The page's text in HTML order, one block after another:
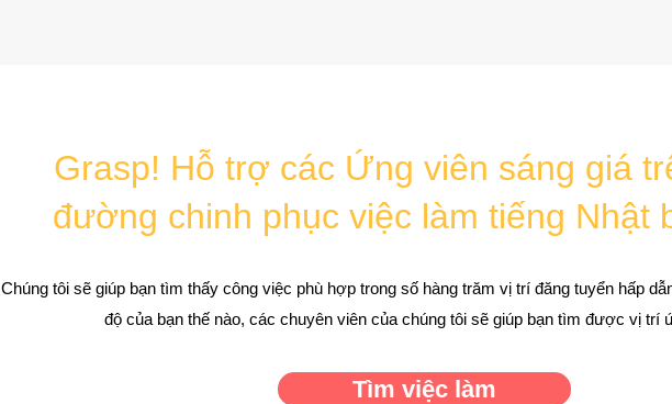
Grasp! Hỗ trợ các Ứng viên sáng giá
đường chinh phục việc làm tiếng Nhật
Chúng tôi sẽ giúp bạn tìm thấy công việc phù hợp trong số hàng trăm vị trí đăng tuyển hấp
độ của bạn thế nào, các chuyên viên của chúng tôi sẽ giúp bạn tìm được vị trí
Tìm việc làm